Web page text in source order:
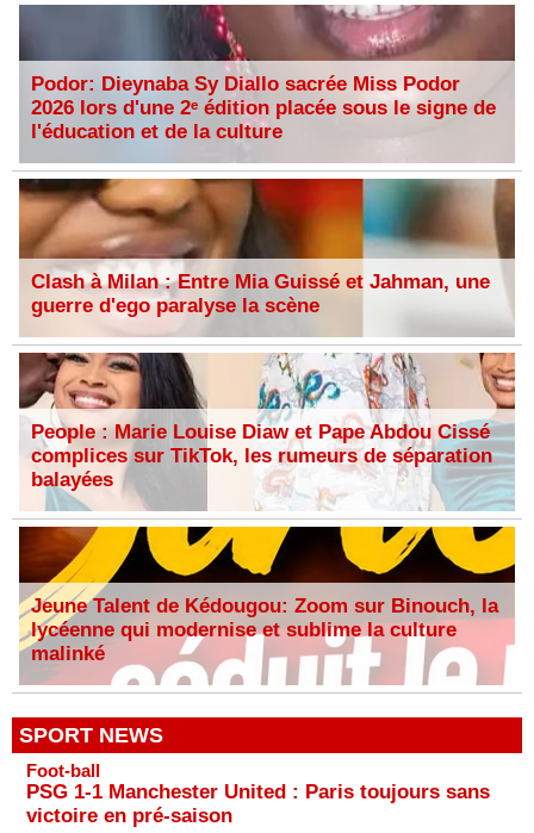
Podor: Dieynaba Sy Diallo sacrée Miss Podor
2026 lors d'une 2ᵉ édition placée sous le signe de
l'éducation et de la culture
Clash à Milan : Entre Mia Guissé et Jahman, une
guerre d'ego paralyse la scène
People : Marie Louise Diaw et Pape Abdou Cissé
complices sur TikTok, les rumeurs de séparation
balayées
Jeune Talent de Kédougou: Zoom sur Binouch, la
lycéenne qui modernise et sublime la culture
malinké
SPORT NEWS
Foot-ball
PSG 1-1 Manchester United : Paris toujours sans
victoire en pré-saison